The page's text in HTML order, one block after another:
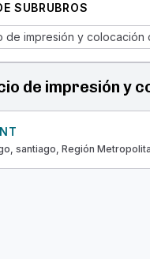
SUBRUBROS
de impresión y
de impresión y
santiago, Región